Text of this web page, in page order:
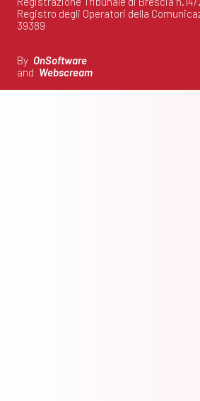
Registro degli Operatori della
39389
By OnSoftware
and Webscream